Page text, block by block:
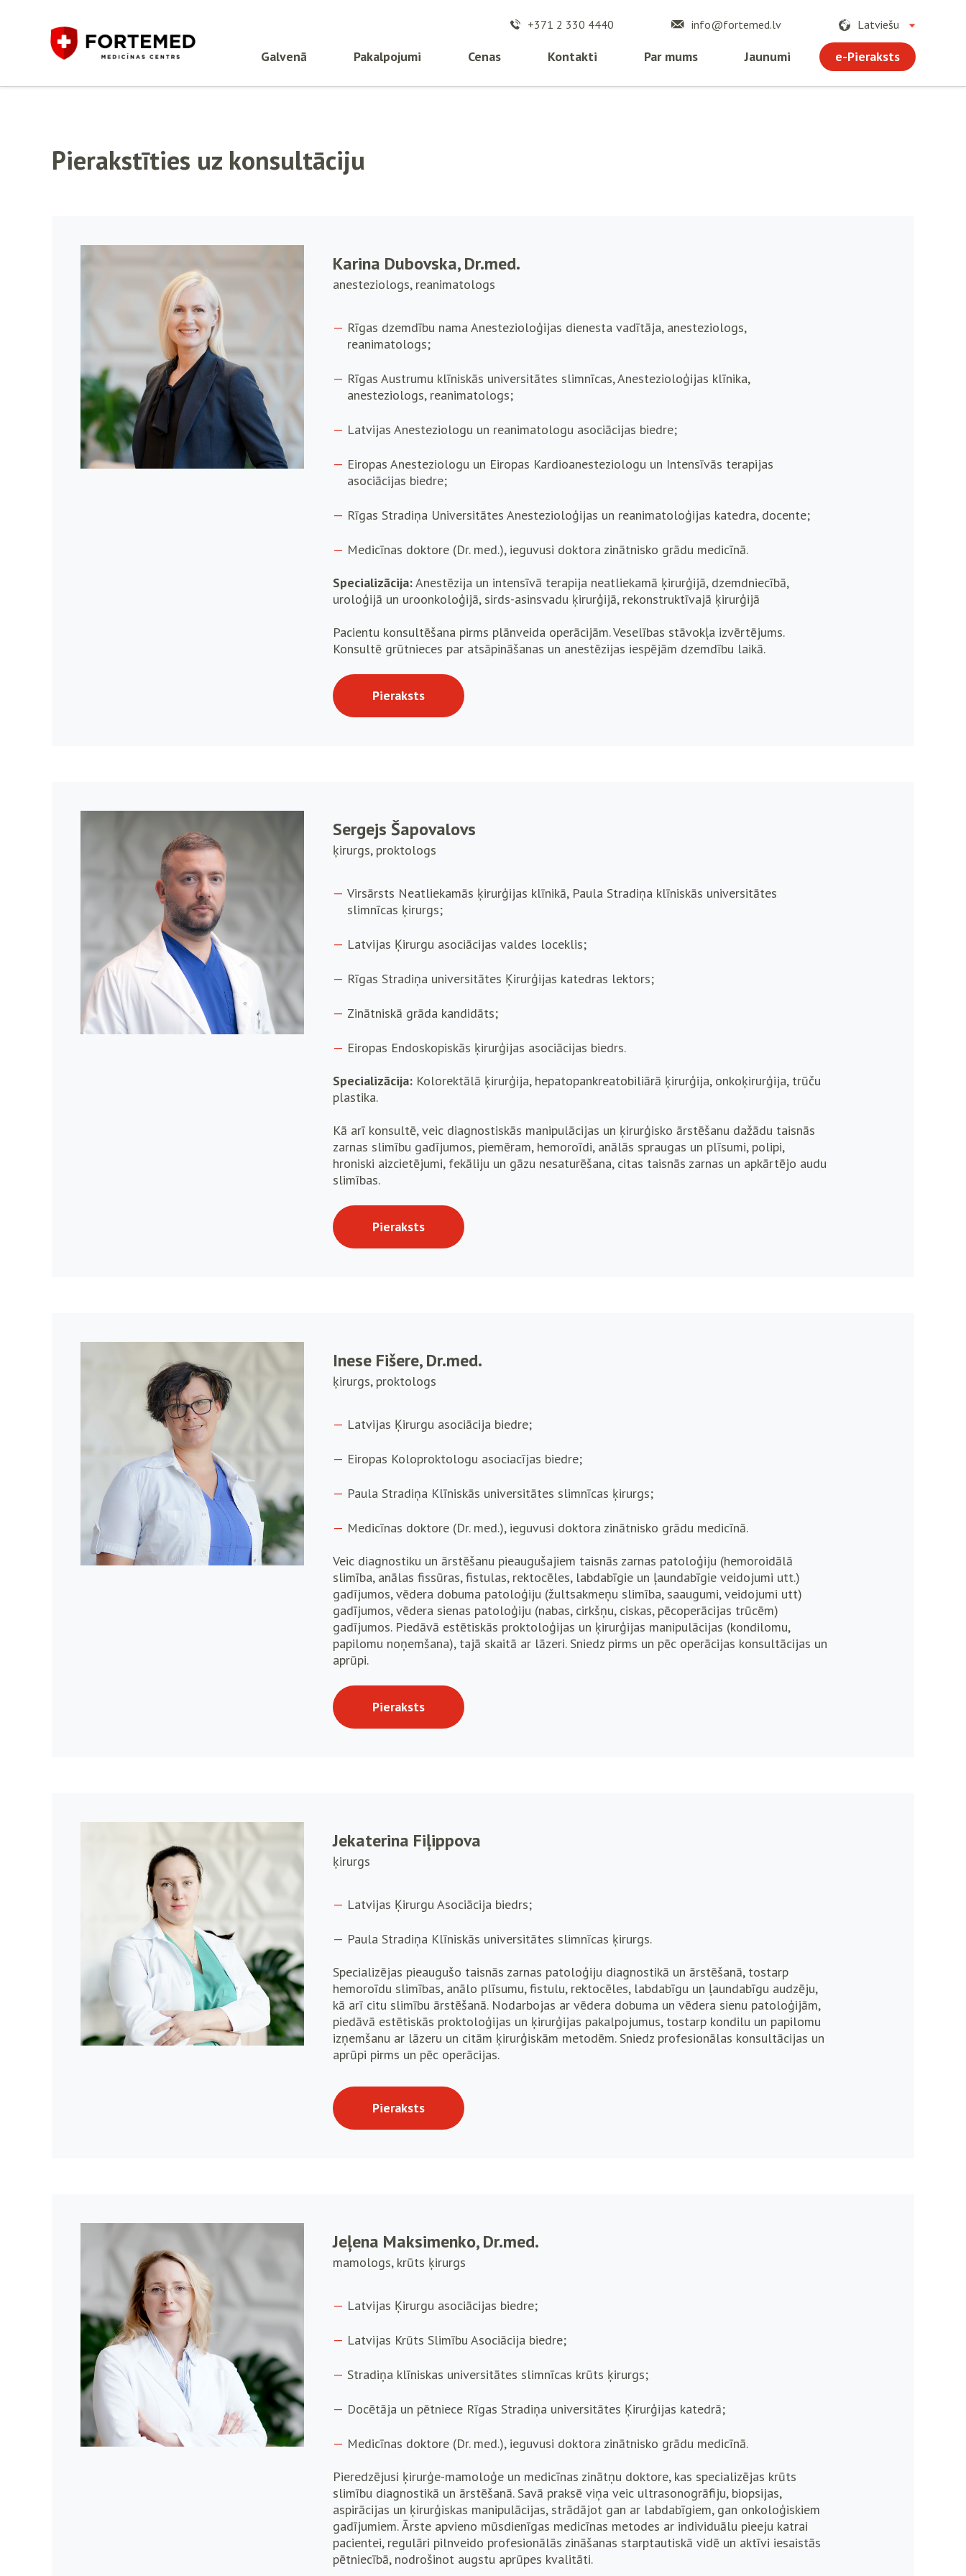
+371 2 330 4440 info@fortemed.lv Latviešu
Galvenā Pakalpojumi Cenas Kontakti Par mums Jaunumi e-Pieraksts
Pierakstīties uz konsultāciju
Karina Dubovska, Dr.med.
anesteziologs, reanimatologs
Rīgas dzemdību nama Anestezioloģijas dienesta vadītāja, anesteziologs,
reanimatologs;
Rīgas Austrumu klīniskās universitātes slimnīcas, Anestezioloģijas klīnika,
anesteziologs, reanimatologs;
Latvijas Anesteziologu un reanimatologu asociācijas biedre;
Eiropas Anesteziologu un Eiropas Kardioanesteziologu un Intensīvās terapijas
asociācijas biedre;
Rīgas Stradiņa Universitātes Anestezioloģijas un reanimatoloģijas katedra, docente;
Medicīnas doktore (Dr. med.), ieguvusi doktora zinātnisko grādu medicīnā.
Specializācija:Anestēzija un intensīvā terapija neatliekamā ķirurģijā, dzemdniecībā,
uroloģijā un uroonkoloģijā, sirds-asinsvadu ķirurģijā, rekonstruktīvajā ķirurģijā
Pacientu konsultēšana pirms plānveida operācijām. Veselības stāvokļa izvērtējums.
Konsultē grūtnieces par atsāpināšanas un anestēzijas iespējām dzemdību laikā.
Pieraksts
Sergejs Šapovalovs
ķirurgs, proktologs
Virsārsts Neatliekamās ķirurģijas klīnikā, Paula Stradiņa klīniskās universitātes
slimnīcas ķirurgs;
Latvijas Ķirurgu asociācijas valdes loceklis;
Rīgas Stradiņa universitātes Ķirurģijas katedras lektors;
Zinātniskā grāda kandidāts;
Eiropas Endoskopiskās ķirurģijas asociācijas biedrs.
Specializācija:Kolorektālā ķirurģija, hepatopankreatobiliārā ķirurģija, onkoķirurģija, trūču
plastika.
Kā arī konsultē, veic diagnostiskās manipulācijas un ķirurģisko ārstēšanu dažādu taisnās
zarnas slimību gadījumos, piemēram, hemoroīdi, anālās spraugas un plīsumi, polipi,
hroniski aizcietējumi, fekāliju un gāzu nesaturēšana, citas taisnās zarnas un apkārtējo audu
slimības.
Pieraksts
Inese Fišere, Dr.med.
ķirurgs, proktologs
Latvijas Ķirurgu asociācija biedre;
Eiropas Koloproktologu asociacījas biedre;
Paula Stradiņa Klīniskās universitātes slimnīcas ķirurgs;
Medicīnas doktore (Dr. med.), ieguvusi doktora zinātnisko grādu medicīnā.
Veic diagnostiku un ārstēšanu pieaugušajiem taisnās zarnas patoloģiju (hemoroidālā
slimība, anālas fissūras, fistulas, rektocēles, labdabīgie un ļaundabīgie veidojumi utt.)
gadījumos, vēdera dobuma patoloģiju (žultsakmeņu slimība, saaugumi, veidojumi utt)
gadījumos, vēdera sienas patoloģiju (nabas, cirkšņu, ciskas, pēcoperācijas trūcēm)
gadījumos. Piedāvā estētiskās proktoloģijas un ķirurģijas manipulācijas (kondilomu,
papilomu noņemšana), tajā skaitā ar lāzeri. Sniedz pirms un pēc operācijas konsultācijas un
aprūpi.
Pieraksts
Jekaterina Fiļippova
ķirurgs
Latvijas Ķirurgu Asociācija biedrs;
Paula Stradiņa Klīniskās universitātes slimnīcas ķirurgs.
Specializējas pieaugušo taisnās zarnas patoloģiju diagnostikā un ārstēšanā, tostarp
hemoroīdu slimības, anālo plīsumu, fistulu, rektocēles, labdabīgu un ļaundabīgu audzēju,
kā arī citu slimību ārstēšanā. Nodarbojas ar vēdera dobuma un vēdera sienu patoloģijām,
piedāvā estētiskās proktoloģijas un ķirurģijas pakalpojumus, tostarp kondilu un papilomu
izņemšanu ar lāzeru un citām ķirurģiskām metodēm. Sniedz profesionālas konsultācijas un
aprūpi pirms un pēc operācijas.
Pieraksts
Jeļena Maksimenko, Dr.med.
mamologs, krūts ķirurgs
Latvijas Ķirurgu asociācijas biedre;
Latvijas Krūts Slimību Asociācija biedre;
Stradiņa klīniskas universitātes slimnīcas krūts ķirurgs;
Docētāja un pētniece Rīgas Stradiņa universitātes Ķirurģijas katedrā;
Medicīnas doktore (Dr. med.), ieguvusi doktora zinātnisko grādu medicīnā.
Pieredzējusi ķirurģe-mamoloģe un medicīnas zinātņu doktore, kas specializējas krūts
slimību diagnostikā un ārstēšanā. Savā praksē viņa veic ultrasonogrāfiju, biopsijas,
aspirācijas un ķirurģiskas manipulācijas, strādājot gan ar labdabīgiem, gan onkoloģiskiem
gadījumiem. Ārste apvieno mūsdienīgas medicīnas metodes ar individuālu pieeju katrai
pacientei, regulāri pilnveido profesionālās zināšanas starptautiskā vidē un aktīvi iesaistās
pētniecībā, nodrošinot augstu aprūpes kvalitāti.